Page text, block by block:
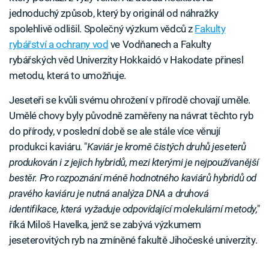
jednoduchý způsob, který by originál od náhražky
spolehlivě odlišil. Společný výzkum vědců z Fakulty
rybářství a ochrany vod ve Vodňanech a Fakulty
rybářských věd Univerzity Hokkaidó v Hakodate přinesl
metodu, která to umožňuje.
Jeseteři se kvůli svému ohrožení v přírodě chovají uměle.
Umělé chovy byly původně zaměřeny na návrat těchto ryb
do přírody, v poslední době se ale stále více věnují
produkci kaviáru. "Kaviár je kromě čistých druhů jeseterů
produkován i z jejich hybridů, mezi kterými je nejpoužívanější
bestěr. Pro rozpoznání méně hodnotného kaviárů hybridů od
pravého kaviáru je nutná analýza DNA a druhová
identifikace, která vyžaduje odpovídající molekulární metody,"
říká Miloš Havelka, jenž se zabývá výzkumem
jeseterovitých ryb na zmíněné fakultě Jihočeské univerzity.